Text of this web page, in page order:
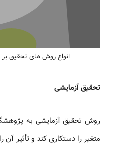
انواع روش های تحقیق
تحقیق آزمایشی
روش تحقیق آزمایشی به
متغیر را دستکاری کند و تأثیر